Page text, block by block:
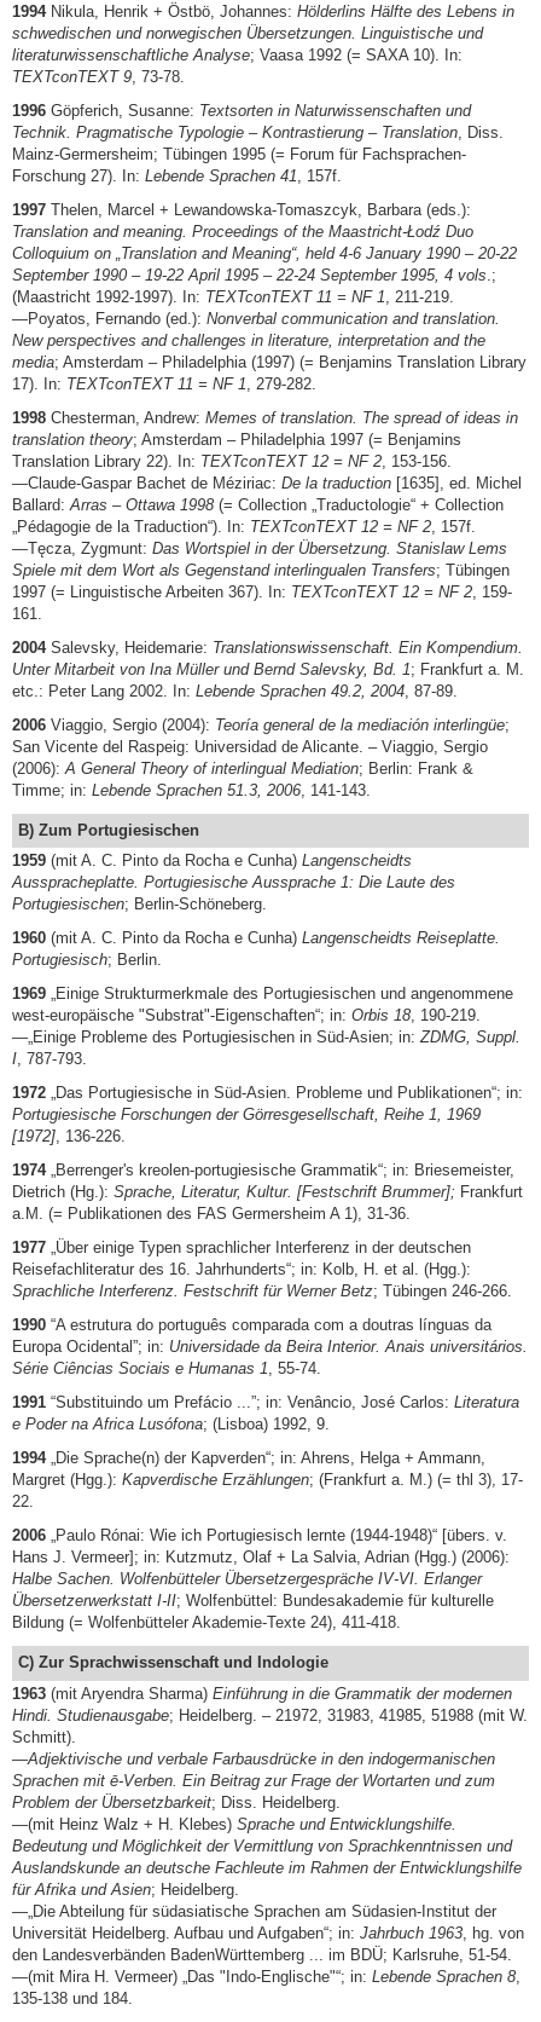
1994Nikula, Henrik + Östbö, Johannes: Hölderlins Hälfte des Lebens in
schwedischen und norwegischen Übersetzungen. Linguistische und
literaturwissenschaftliche Analyse; Vaasa 1992 (= SAXA 10). In:
TEXTconTEXT 9 , 73-78.
1996 Göpferich, Susanne: Textsorten in Naturwissenschaften und
Technik. Pragmatische Typologie – Kontrastierung – Translation , Diss.
Mainz-Germersheim; Tübingen 1995 (= Forum für Fachsprachen-
Forschung 27). In: Lebende Sprachen 41 , 157f.
1997 Thelen, Marcel + Lewandowska-Tomaszcyk, Barbara (eds.):
Translation and meaning. Proceedings of the Maastricht-Łodź Duo
Colloquium on „Translation and Meaning“, held 4-6 January 1990 – 20-22
September 1990 – 19-22 April 1995 – 22-24 September 1995, 4 vols .;
(Maastricht 1992-1997). In: TEXTconTEXT 11 = NF 1 , 211-219.
—Poyatos, Fernando (ed.): Nonverbal communication and translation.
New perspectives and challenges in literature, interpretation and the
media; Amsterdam – Philadelphia (1997) (= Benjamins Translation Library
17). In: TEXTconTEXT 11 = NF 1 , 279-282.
1998 Chesterman, Andrew: Memes of translation. The spread of ideas in
translation theory; Amsterdam – Philadelphia 1997 (= Benjamins
Translation Library 22). In: TEXTconTEXT 12 = NF 2 , 153-156.
—Claude-Gaspar Bachet de Méziriac: De la traduction [1635], ed. Michel
Ballard: Arras – Ottawa 1998 (= Collection „Traductologie“ + Collection
„Pédagogie de la Traduction“). In: TEXTconTEXT 12 = NF 2 , 157f.
—Tęcza, Zygmunt: Das Wortspiel in der Übersetzung. Stanislaw Lems
Spiele mit dem Wort als Gegenstand interlingualen Transfers; Tübingen
1997 (= Linguistische Arbeiten 367). In: TEXTconTEXT 12 = NF 2 , 159-
161.
2004Salevsky, Heidemarie: Translationswissenschaft. Ein Kompendium.
Unter Mitarbeit von Ina Müller und Bernd Salevsky, Bd. 1; Frankfurt a. M.
etc.: Peter Lang 2002. In: Lebende Sprachen 49.2, 2004 , 87-89.
2006 Viaggio, Sergio (2004): Teoría general de la mediación interlingüe;
San Vicente del Raspeig: Universidad de Alicante. – Viaggio, Sergio
(2006): A General Theory of interlingual Mediation; Berlin: Frank &
Timme; in: Lebende Sprachen 51.3, 2006 , 141-143.
B) Zum Portugiesischen
1959 (mit A. C. Pinto da Rocha e Cunha) Langenscheidts
Ausspracheplatte. Portugiesische Aussprache 1: Die Laute des
Portugiesischen; Berlin-Schöneberg.
1960 (mit A. C. Pinto da Rocha e Cunha) Langenscheidts Reiseplatte.
Portugiesisch; Berlin.
1969 „Einige Strukturmerkmale des Portugiesischen und angenommene
west-europäische "Substrat"-Eigenschaften“; in: Orbis 18, 190-219.
—„Einige Probleme des Portugiesischen in Süd-Asien; in:ZDMG, Suppl.
I, 787-793.
1972 „Das Portugiesische in Süd-Asien. Probleme und Publikationen“; in:
Portugiesische Forschungen der Görresgesellschaft, Reihe 1, 1969
[1972], 136-226.
1974„Berrenger's kreolen-portugiesische Grammatik“; in: Briesemeister,
Dietrich (Hg.): Sprache, Literatur, Kultur. [Festschrift Brummer]; Frankfurt
a.M. (= Publikationen des FAS Germersheim A 1), 31-36.
1977 „Über einige Typen sprachlicher Interferenz in der deutschen
Reisefachliteratur des 16. Jahrhunderts“; in: Kolb, H. et al. (Hgg.):
Sprachliche Interferenz. Festschrift für Werner Betz; Tübingen 246-266.
1990 “A estrutura do português comparada com a doutras línguas da
Europa Ocidental”; in: Universidade da Beira Interior. Anais universitários.
Série Ciências Sociais e Humanas 1, 55-74.
1991 “Substituindo um Prefácio ...”; in: Venâncio, José Carlos: Literatura
e Poder na Africa Lusófona; (Lisboa) 1992, 9.
1994„Die Sprache(n) der Kapverden“; in: Ahrens, Helga + Ammann,
Margret (Hgg.): Kapverdische Erzählungen; (Frankfurt a. M.) (= thl 3), 17-
22.
2006 „Paulo Rónai: Wie ich Portugiesisch lernte (1944-1948)“ [übers. v.
Hans J. Vermeer]; in: Kutzmutz, Olaf + La Salvia, Adrian (Hgg.) (2006):
Halbe Sachen. Wolfenbütteler Übersetzergespräche IV-VI. Erlanger
Übersetzerwerkstatt I-II; Wolfenbüttel: Bundesakademie für kulturelle
Bildung (= Wolfenbütteler Akademie-Texte 24), 411-418.
C) Zur Sprachwissenschaft und Indologie
1963 (mit Aryendra Sharma) Einführung in die Grammatik der modernen
Hindi. Studienausgabe; Heidelberg. – 21972, 31983, 41985, 51988 (mit W.
Schmitt).
—Adjektivische und verbale Farbausdrücke in den indogermanischen
Sprachen mit ē-Verben. Ein Beitrag zur Frage der Wortarten und zum
Problem der Übersetzbarkeit; Diss. Heidelberg.
—(mit Heinz Walz + H. Klebes) Sprache und Entwicklungshilfe.
Bedeutung und Möglichkeit der Vermittlung von Sprachkenntnissen und
Auslandskunde an deutsche Fachleute im Rahmen der Entwicklungshilfe
für Afrika und Asien; Heidelberg.
—„Die Abteilung für südasiatische Sprachen am Südasien-Institut der
Universität Heidelberg. Aufbau und Aufgaben“; in: Jahrbuch 1963, hg. von
den Landesverbänden BadenWürttemberg ... im BDÜ; Karlsruhe, 51-54.
—(mit Mira H. Vermeer) „Das "Indo-Englische"“; in: Lebende Sprachen 8,
135-138 und 184.